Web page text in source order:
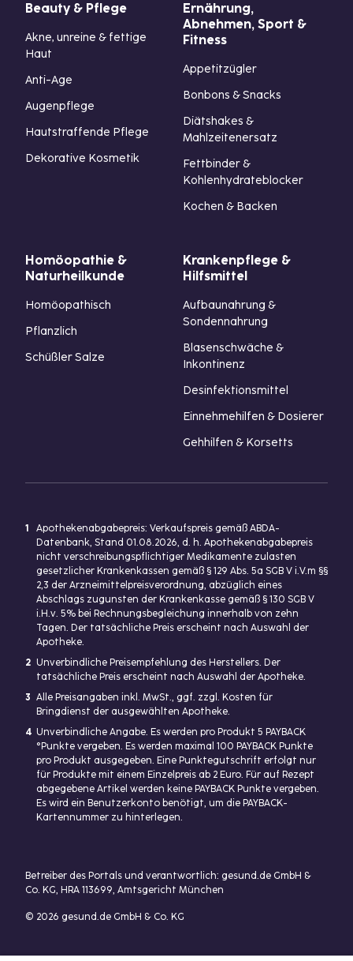
Beauty & Pflege
Akne, unreine & fettige
Haut
Anti-Age
Augenpflege
Hautstraffende Pflege
Dekorative Kosmetik
Ernährung,
Abnehmen, Sport &
Fitness
Appetitzügler
Bonbons & Snacks
Diätshakes &
Mahlzeitenersatz
Fettbinder &
Kohlenhydrateblocker
Kochen & Backen
Homöopathie &
Naturheilkunde
Homöopathisch
Pflanzlich
Schüßler Salze
Krankenpflege &
Hilfsmittel
Aufbaunahrung &
Sondennahrung
Blasenschwäche &
Inkontinenz
Desinfektionsmittel
Einnehmehilfen & Dosierer
Gehhilfen & Korsetts
1
Apothekenabgabepreis: Verkaufspreis gemäß ABDA-
Datenbank, Stand 01.08.2026, d. h. Apothekenabgabepreis
nicht verschreibungspflichtiger Medikamente zulasten
gesetzlicher Krankenkassen gemäß § 129 Abs. 5a SGB V i.V.m §§
2,3 der Arzneimittelpreisverordnung, abzüglich eines
Abschlags zugunsten der Krankenkasse gemäß § 130 SGB V
i.H.v. 5% bei Rechnungsbegleichung innerhalb von zehn
Tagen. Der tatsächliche Preis erscheint nach Auswahl der
Apotheke.
2 Unverbindliche Preisempfehlung des Herstellers. Der
tatsächliche Preis erscheint nach Auswahl der Apotheke.
3 Alle Preisangaben inkl. MwSt., ggf. zzgl. Kosten für
Bringdienst der ausgewählten Apotheke.
4 Unverbindliche Angabe. Es werden pro Produkt 5 PAYBACK
°Punkte vergeben. Es werden maximal 100 PAYBACK Punkte
pro Produkt ausgegeben. Eine Punktegutschrift erfolgt nur
für Produkte mit einem Einzelpreis ab 2 Euro. Für auf Rezept
abgegebene Artikel werden keine PAYBACK Punkte vergeben.
Es wird ein Benutzerkonto benötigt, um die PAYBACK-
Kartennummer zu hinterlegen.
Betreiber des Portals und verantwortlich: gesund.de GmbH &
Co. KG, HRA 113699, Amtsgericht München
© 2026 gesund.de GmbH & Co. KG